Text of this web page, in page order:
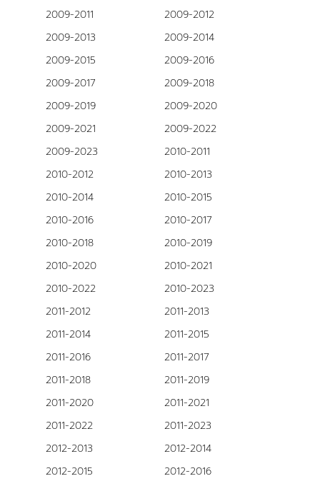
2009-2011
2009-2012
2009-2013
2009-2014
2009-2015
2009-2016
2009-2017
2009-2018
2009-2019
2009-2020
2009-2021
2009-2022
2009-2023
2010-2011
2010-2012
2010-2013
2010-2014
2010-2015
2010-2016
2010-2017
2010-2018
2010-2019
2010-2020
2010-2021
2010-2022
2010-2023
2011-2012
2011-2013
2011-2014
2011-2015
2011-2016
2011-2017
2011-2018
2011-2019
2011-2020
2011-2021
2011-2022
2011-2023
2012-2013
2012-2014
2012-2015
2012-2016